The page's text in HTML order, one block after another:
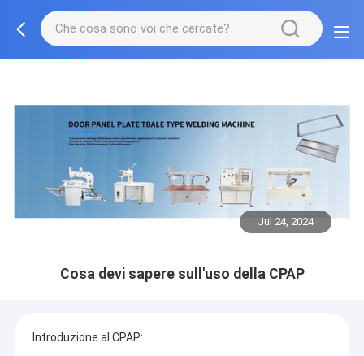
Jul 24, 2024
Cosa devi sapere sull'uso della CPAP
Introduzione al CPAP: